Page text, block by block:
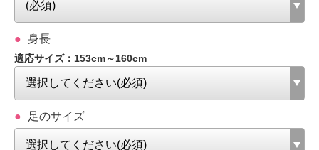
身長
適応サイズ：153cm～160cm
足のサイズ